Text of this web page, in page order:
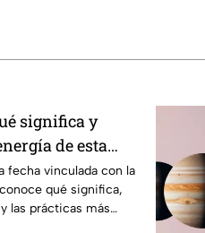
significa y
de esta
fecha vinculada con la
qué significa,
las prácticas más